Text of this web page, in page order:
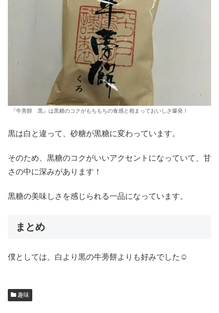
『牛蒡餅 黒』は黒糖のコクがもちもちの食感と相まっておいしさ爆発！
黒は白と違って、砂糖が黒糖に変わっています。
そのため、黒糖のコクがいいアクセントになっていて、甘
さの中に深みがあります！
黒糖の美味しさを感じられる一品になっています。
まとめ
僕としては、白より黒の牛蒡餅よりも好みでした☺
趣味